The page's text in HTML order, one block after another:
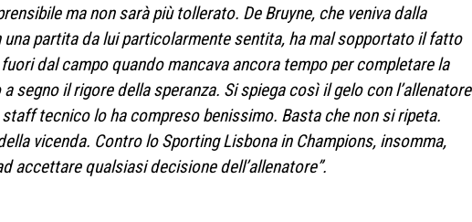
ma non sarà più tollerato. De Bruyne, che veniva dalla
partita da lui particolarmente sentita, ha mal sopportato il fatto
dal campo quando mancava ancora tempo per completare la
segno il rigore della speranza. Si spiega così il gelo con l’allenatore
tecnico lo ha compreso benissimo. Basta che non si ripeta.
vicenda. Contro lo Sporting Lisbona in Champions, insomma,
accettare qualsiasi decisione dell’allenatore”.